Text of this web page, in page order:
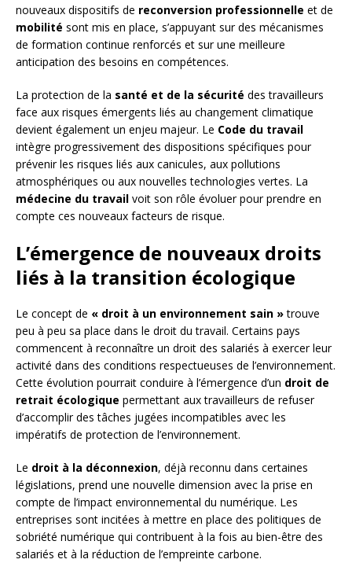
nouveaux dispositifs de reconversion professionnelle et de
mobilité sont mis en place, s’appuyant sur des mécanismes
de formation continue renforcés et sur une meilleure
anticipation des besoins en compétences.
La protection de la santé et de la sécurité des travailleurs
face aux risques émergents liés au changement climatique
devient également un enjeu majeur. Le Code du travail
intègre progressivement des dispositions spécifiques pour
prévenir les risques liés aux canicules, aux pollutions
atmosphériques ou aux nouvelles technologies vertes. La
médecine du travail voit son rôle évoluer pour prendre en
compte ces nouveaux facteurs de risque.
L’émergence de nouveaux droits
liés à la transition écologique
Le concept de « droit à un environnement sain »trouve
peu à peu sa place dans le droit du travail. Certains pays
commencent à reconnaître un droit des salariés à exercer leur
activité dans des conditions respectueuses de l’environnement.
Cette évolution pourrait conduire à l’émergence d’un droit de
retrait écologique permettant aux travailleurs de refuser
d’accomplir des tâches jugées incompatibles avec les
impératifs de protection de l’environnement.
Le droit à la déconnexion, déjà reconnu dans certaines
législations, prend une nouvelle dimension avec la prise en
compte de l’impact environnemental du numérique. Les
entreprises sont incitées à mettre en place des politiques de
sobriété numérique qui contribuent à la fois au bien-être des
salariés et à la réduction de l’empreinte carbone.